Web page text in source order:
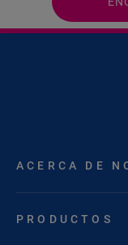
ACERCA DE
PRODUCTOS